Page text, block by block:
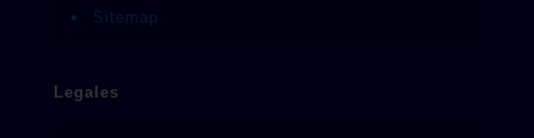
Sitemap
Legales